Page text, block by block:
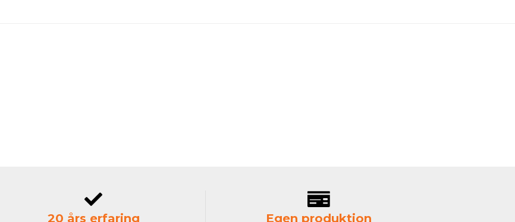
20 års erfaring Egen produktion